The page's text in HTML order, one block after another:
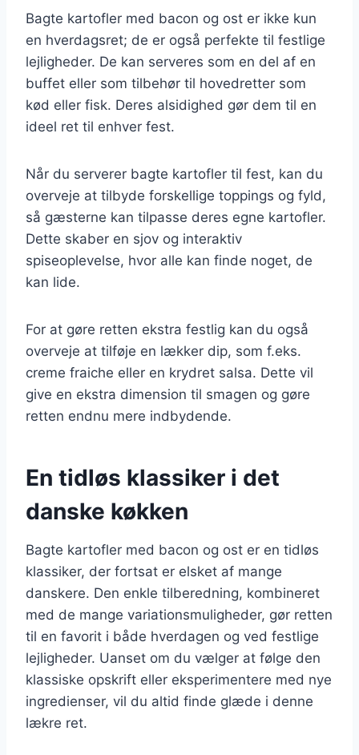
Bagte kartofler med bacon og ost er ikke kun
en hverdagsret; de er også perfekte til festlige
lejligheder. De kan serveres som en del af en
buffet eller som tilbehør til hovedretter som
kød eller fisk. Deres alsidighed gør dem til en
ideel ret til enhver fest.
Når du serverer bagte kartofler til fest, kan du
overveje at tilbyde forskellige toppings og fyld,
så gæsterne kan tilpasse deres egne kartofler.
Dette skaber en sjov og interaktiv
spiseoplevelse, hvor alle kan finde noget, de
kan lide.
For at gøre retten ekstra festlig kan du også
overveje at tilføje en lækker dip, som f.eks.
creme fraiche eller en krydret salsa. Dette vil
give en ekstra dimension til smagen og gøre
retten endnu mere indbydende.
En tidløs klassiker i det
danske køkken
Bagte kartofler med bacon og ost er en tidløs
klassiker, der fortsat er elsket af mange
danskere. Den enkle tilberedning, kombineret
med de mange variationsmuligheder, gør retten
til en favorit i både hverdagen og ved festlige
lejligheder. Uanset om du vælger at følge den
klassiske opskrift eller eksperimentere med nye
ingredienser, vil du altid finde glæde i denne
lækre ret.